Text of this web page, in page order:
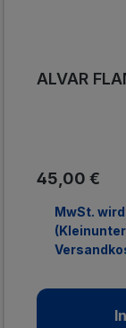
ALVAR
Regulärer
45,00 €
MwSt.